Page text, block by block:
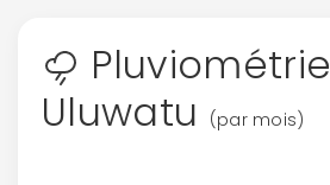
Pluviométrie
Uluwatu
(par mois)